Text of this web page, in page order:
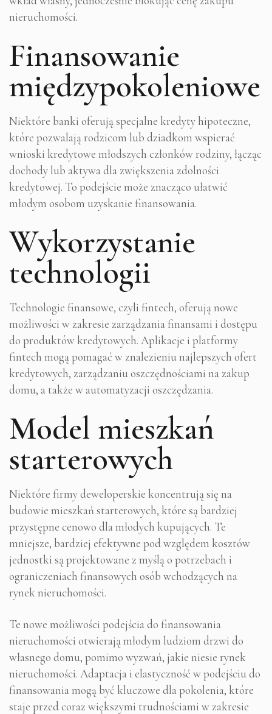
nieruchomości.
Finansowanie
międzypokoleniowe
Niektóre banki oferują specjalne kredyty hipoteczne,
które pozwalają rodzicom lub dziadkom wspierać
wnioski kredytowe młodszych członków rodziny, łącząc
dochody lub aktywa dla zwiększenia zdolności
kredytowej. To podejście może znacząco ułatwić
młodym osobom uzyskanie finansowania.
Wykorzystanie
technologii
Technologie finansowe, czyli fintech, oferują nowe
możliwości w zakresie zarządzania finansami i dostępu
do produktów kredytowych. Aplikacje i platformy
fintech mogą pomagać w znalezieniu najlepszych ofert
kredytowych, zarządzaniu oszczędnościami na zakup
domu, a także w automatyzacji oszczędzania.
Model mieszkań
starterowych
Niektóre firmy deweloperskie koncentrują się na
budowie mieszkań starterowych, które są bardziej
przystępne cenowo dla młodych kupujących. Te
mniejsze, bardziej efektywne pod względem kosztów
jednostki są projektowane z myślą o potrzebach i
ograniczeniach finansowych osób wchodzących na
rynek nieruchomości.
Te nowe możliwości podejścia do finansowania
nieruchomości otwierają młodym ludziom drzwi do
własnego domu, pomimo wyzwań, jakie niesie rynek
nieruchomości. Adaptacja i elastyczność w podejściu do
finansowania mogą być kluczowe dla pokolenia, które
staje przed coraz większymi trudnościami w zakresie